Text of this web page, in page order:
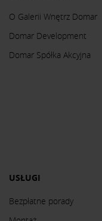
O Galerii Wnętrz Domar
Domar Development
Domar Spółka Akcyjna
USŁUGI
Bezpłatne porady